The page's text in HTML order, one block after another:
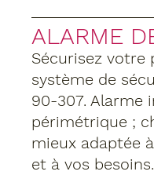
ALARME
Sécurisez votre
système de
90-307. Alarme
périmétrique ;
mieux adaptée
et à vos